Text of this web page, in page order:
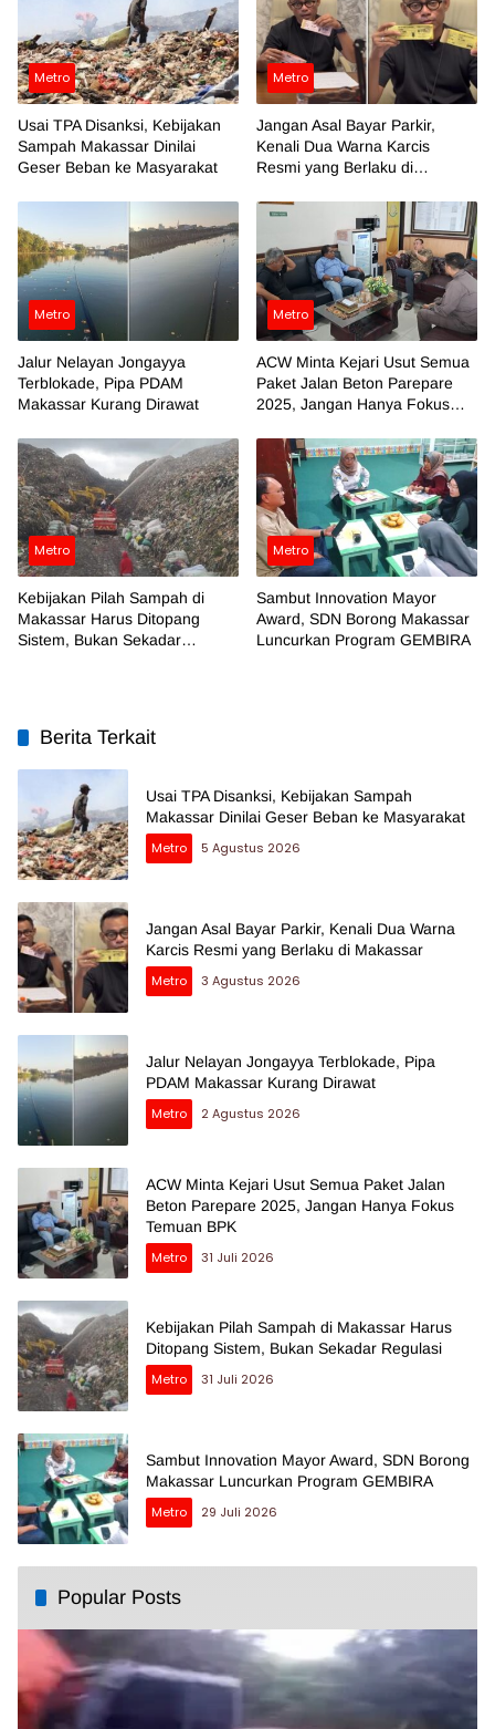
Metro
Usai TPA Disanksi, Kebijakan
Sampah Makassar Dinilai
Geser Beban ke Masyarakat
Metro
Jangan Asal Bayar Parkir,
Kenali Dua Warna Karcis
Resmi yang Berlaku di
Metro
Jalur Nelayan Jongayya
Terblokade, Pipa PDAM
Makassar Kurang Dirawat
Metro
ACW Minta Kejari Usut Semua
Paket Jalan Beton Parepare
2025, Jangan Hanya Fokus
Metro
Kebijakan Pilah Sampah di
Makassar Harus Ditopang
Sistem, Bukan Sekadar
Metro
Sambut Innovation Mayor
Award, SDN Borong Makassar
Luncurkan Program GEMBIRA
Berita Terkait
Usai TPA Disanksi, Kebijakan Sampah
Makassar Dinilai Geser Beban ke Masyarakat
Metro
5 Agustus 2026
Jangan Asal Bayar Parkir, Kenali Dua Warna
Karcis Resmi yang Berlaku di Makassar
Metro
3 Agustus 2026
Jalur Nelayan Jongayya Terblokade, Pipa
PDAM Makassar Kurang Dirawat
Metro
2 Agustus 2026
ACW Minta Kejari Usut Semua Paket Jalan
Beton Parepare 2025, Jangan Hanya Fokus
Temuan BPK
Metro
31 Juli 2026
Kebijakan Pilah Sampah di Makassar Harus
Ditopang Sistem, Bukan Sekadar Regulasi
Metro
31 Juli 2026
Sambut Innovation Mayor Award, SDN Borong
Makassar Luncurkan Program GEMBIRA
Metro
29 Juli 2026
Popular Posts